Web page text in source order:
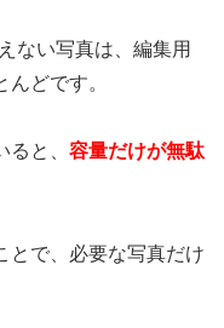
ない写真は、編集用
どです。
と、 容量だけが無駄
とで、必要な写真だけ